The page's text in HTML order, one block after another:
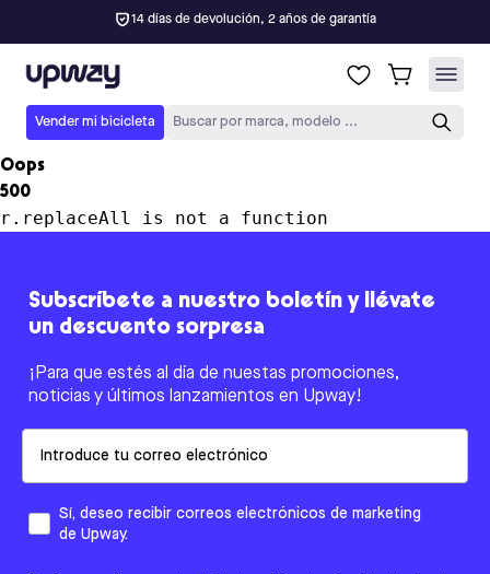
14 días de devolución, 2 años de garantía
Upway
Vender mi bicicleta Buscar por marca, modelo ...
Oops
500
r.replaceAll is not a function
Subscríbete a nuestro boletín y llévate
un descuento sorpresa
¡Para que estés al día de nuestas promociones,
noticias y últimos lanzamientos en Upway!
Sí, deseo recibir correos electrónicos de marketing
de Upway.